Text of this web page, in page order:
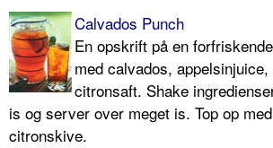
Calvados Punch
En opskrift på en
med calvados,
citronsaft. Shake
is og server over meget is. Top op
citronskive.